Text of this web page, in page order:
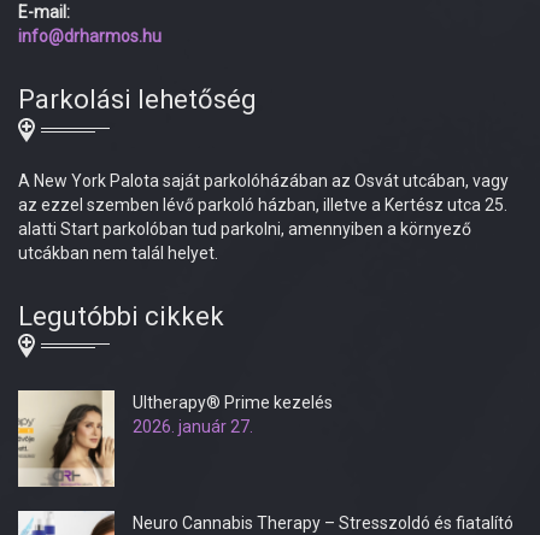
E-mail:
info@drharmos.hu
Parkolási lehetőség
A New York Palota saját parkolóházában az Osvát utcában, vagy
az ezzel szemben lévő parkoló házban, illetve a Kertész utca 25.
alatti Start parkolóban tud parkolni, amennyiben a környező
utcákban nem talál helyet.
Legutóbbi cikkek
Ultherapy® Prime kezelés
2026. január 27.
Neuro Cannabis Therapy – Stresszoldó és fiatalító